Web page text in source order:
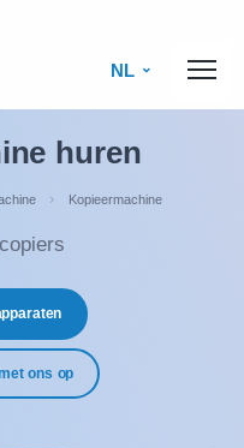
NL
huren
Kopieermachine
ons op